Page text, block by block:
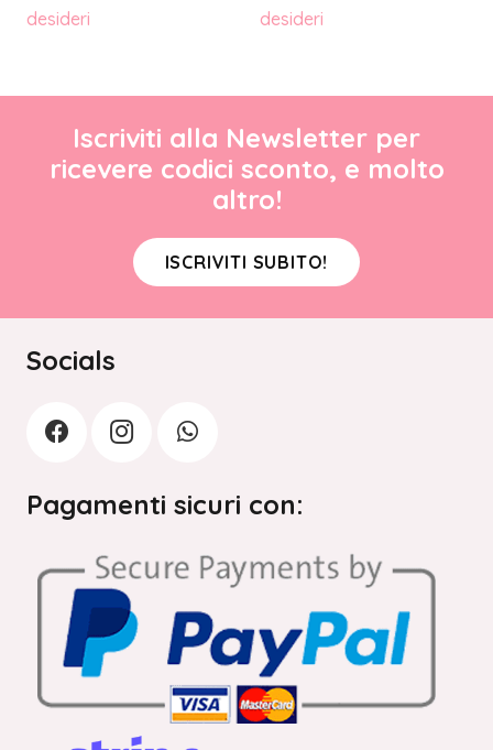
desideri
desideri
Iscriviti alla Newsletter per
ricevere codici sconto, e molto
altro!
ISCRIVITI SUBITO!
Socials
Pagamenti sicuri con: